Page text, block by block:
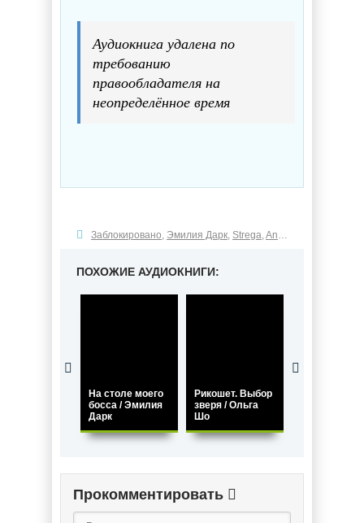
Аудиокнига удалена по
требованию
правообладателя на
неопределённое время
Заблокировано, Эмилия Дарк, Strega,Anal Story
ПОХОЖИЕ АУДИОКНИГИ:
На столе моего
босса / Эмилия
Дарк
Рикошет. Выбор
зверя / Ольга
Шо
Прокомментировать